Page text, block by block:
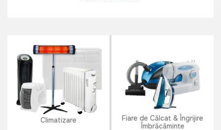
Climatizare
Fiare de Călcat & Îngrijire
Îmbrăcăminte